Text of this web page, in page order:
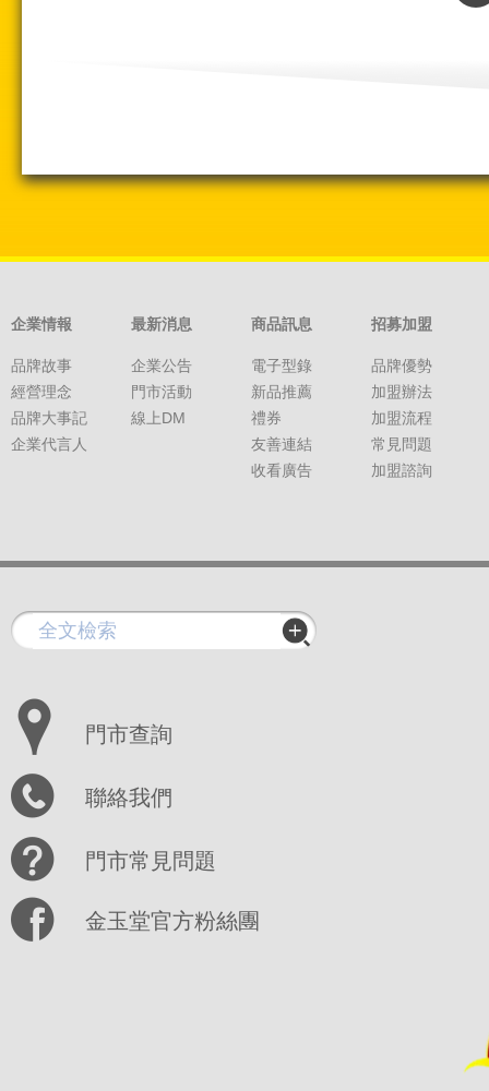
企業情報
品牌故事
經營理念
品牌大事記
企業代言人
最新消息
企業公告
門市活動
線上DM
商品訊息
電子型錄
新品推薦
禮券
友善連結
收看廣告
招募加盟
品牌優勢
加盟辦法
加盟流程
常見問題
加盟諮詢
門市查詢
聯絡我們
門市常見問題
金玉堂官方粉絲團